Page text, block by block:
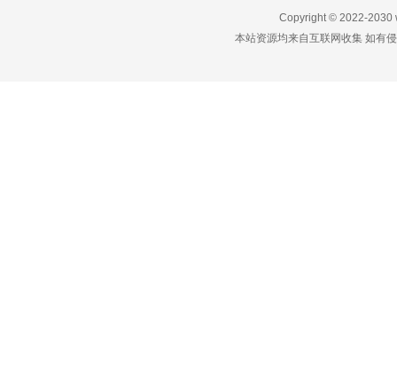
Copyright © 2022-2030
本站资源均来自互联网收集 如有